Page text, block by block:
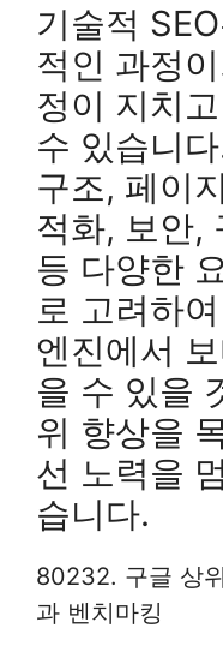
기술적
적인 과정
정이 지치
수 있습니
구조, 페이
적화, 보안,
등 다양한
로 고려하
엔진에서
을 수 있을
위 향상을
선 노력을
습니다.
80232. 구글 상
과 벤치마킹